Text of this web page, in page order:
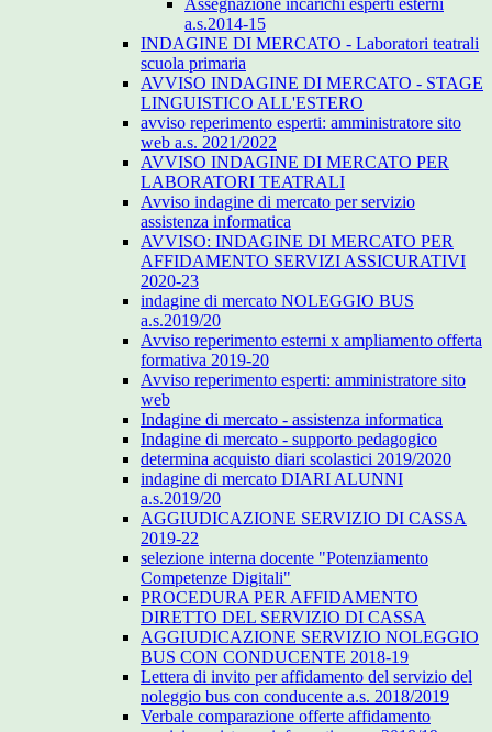
Assegnazione incarichi esperti esterni
a.s.2014-15
INDAGINE DI MERCATO - Laboratori teatrali
scuola primaria
AVVISO INDAGINE DI MERCATO - STAGE
LINGUISTICO ALL'ESTERO
avviso reperimento esperti: amministratore sito
web a.s. 2021/2022
AVVISO INDAGINE DI MERCATO PER
LABORATORI TEATRALI
Avviso indagine di mercato per servizio
assistenza informatica
AVVISO: INDAGINE DI MERCATO PER
AFFIDAMENTO SERVIZI ASSICURATIVI
2020-23
indagine di mercato NOLEGGIO BUS
a.s.2019/20
Avviso reperimento esterni x ampliamento offerta
formativa 2019-20
Avviso reperimento esperti: amministratore sito
web
Indagine di mercato - assistenza informatica
Indagine di mercato - supporto pedagogico
determina acquisto diari scolastici 2019/2020
indagine di mercato DIARI ALUNNI
a.s.2019/20
AGGIUDICAZIONE SERVIZIO DI CASSA
2019-22
selezione interna docente "Potenziamento
Competenze Digitali"
PROCEDURA PER AFFIDAMENTO
DIRETTO DEL SERVIZIO DI CASSA
AGGIUDICAZIONE SERVIZIO NOLEGGIO
BUS CON CONDUCENTE 2018-19
Lettera di invito per affidamento del servizio del
noleggio bus con conducente a.s. 2018/2019
Verbale comparazione offerte affidamento